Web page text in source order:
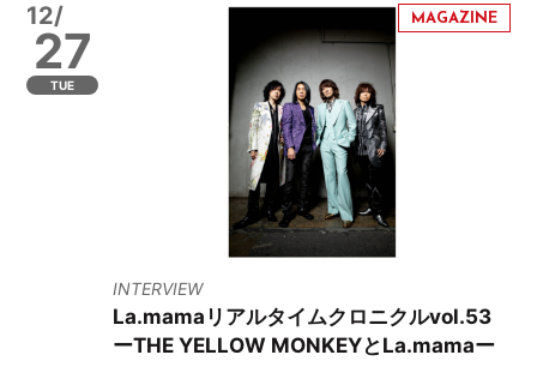
12/
27
TUE
INTERVIEW
La.mamaリアルタイムクロニクルvol.53
ーTHE YELLOW MONKEYとLa.mamaー